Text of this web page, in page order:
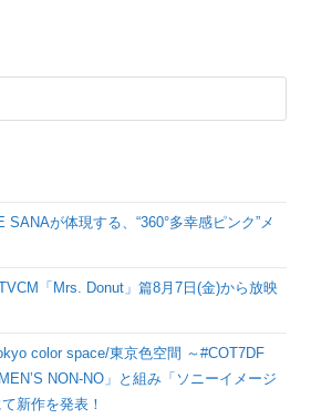
SANAが体現する、“360°多幸感ピンク”メ
「Mrs. Donut」篇8月7日(金)から放映
color space/東京色空間 ～#COT7DF
NON-NO」と組み「ソニーイメージ
新作を発表！